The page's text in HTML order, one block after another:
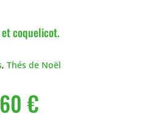
et coquelicot.
,Thés de Noël
€